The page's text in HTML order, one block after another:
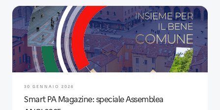
30 GENNAIO 2026
Smart PA Magazine: speciale Assemblea